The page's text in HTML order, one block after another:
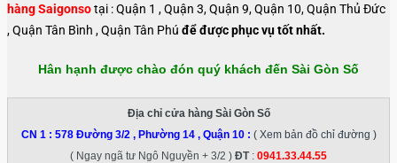
hàng Saigonsotại : Quận 1 , Quận 3, Quận 9, Quận 10, Quận Thủ Đức
, Quận Tân Bình , Quận Tân Phú để được phục vụ tốt nhất.
Hân hạnh được chào đón quý khách đến Sài Gòn Số
Địa chỉ cửa hàng Sài Gòn Số
CN 1 : 578 Đường 3/2 , Phường 14 , Quận 10: ( Xem bản đồ chỉ đường )
( Ngay ngã tư Ngô Nguyền + 3/2 ) ĐT: 0941.33.44.55